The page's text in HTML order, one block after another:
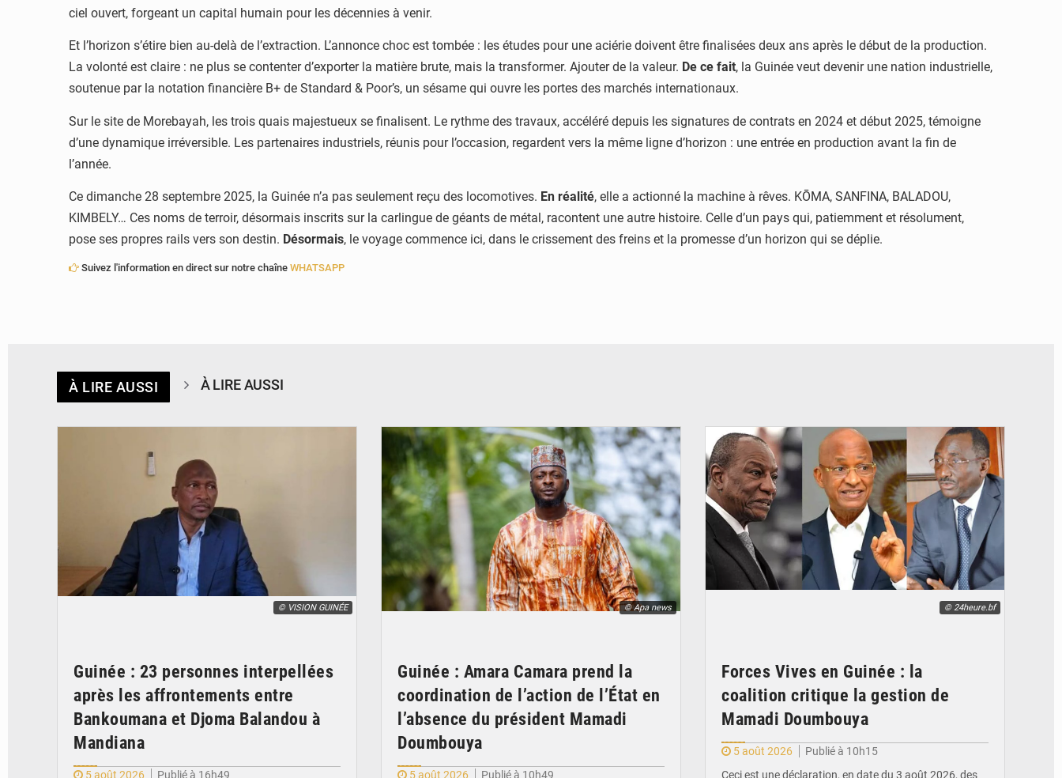
ciel ouvert, forgeant un capital humain pour les décennies à venir.
Et l’horizon s’étire bien au-delà de l’extraction. L’annonce choc est tombée : les études pour une aciérie doivent être finalisées deux ans après le début de la production.
La volonté est claire : ne plus se contenter d’exporter la matière brute, mais la transformer. Ajouter de la valeur. De ce fait, la Guinée veut devenir une nation industrielle,
soutenue par la notation financière B+ de Standard & Poor’s, un sésame qui ouvre les portes des marchés internationaux.
Sur le site de Morebayah, les trois quais majestueux se finalisent. Le rythme des travaux, accéléré depuis les signatures de contrats en 2024 et début 2025, témoigne
d’une dynamique irréversible. Les partenaires industriels, réunis pour l’occasion, regardent vers la même ligne d’horizon : une entrée en production avant la fin de
l’année.
Ce dimanche 28 septembre 2025, la Guinée n’a pas seulement reçu des locomotives. En réalité, elle a actionné la machine à rêves. KŌMA, SANFINA, BALADOU,
KIMBELY… Ces noms de terroir, désormais inscrits sur la carlingue de géants de métal, racontent une autre histoire. Celle d’un pays qui, patiemment et résolument,
pose ses propres rails vers son destin. Désormais, le voyage commence ici, dans le crissement des freins et la promesse d’un horizon qui se déplie.
Suivez l'information en direct sur notre chaîne WHATSAPP
À LIRE AUSSI À LIRE AUSSI
© VISION GUINÉE
Guinée : 23 personnes interpellées
après les affrontements entre
Bankoumana et Djoma Balandou à
Mandiana
5 août 2026 Publié à 16h49
© Apa news
Guinée : Amara Camara prend la
coordination de l’action de l’État en
l’absence du président Mamadi
Doumbouya
5 août 2026 Publié à 10h49
© 24heure.bf
Forces Vives en Guinée : la
coalition critique la gestion de
Mamadi Doumbouya
5 août 2026
Publié à 10h15
Ceci est une déclaration, en date du 3 août 2026, des